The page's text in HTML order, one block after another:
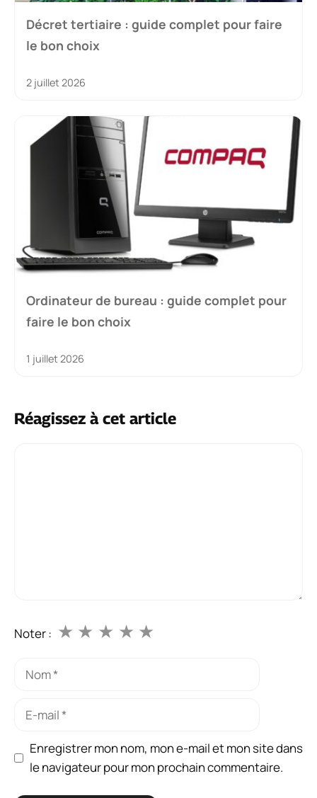
Décret tertiaire : guide complet pour faire
le bon choix
2 juillet 2026
Ordinateur de bureau : guide complet pour
faire le bon choix
1 juillet 2026
Réagissez à cet article
Noter : ★
★
★
★
★
Nom
Enregistrer mon nom, mon e-mail et mon site dans
le navigateur pour mon prochain commentaire.